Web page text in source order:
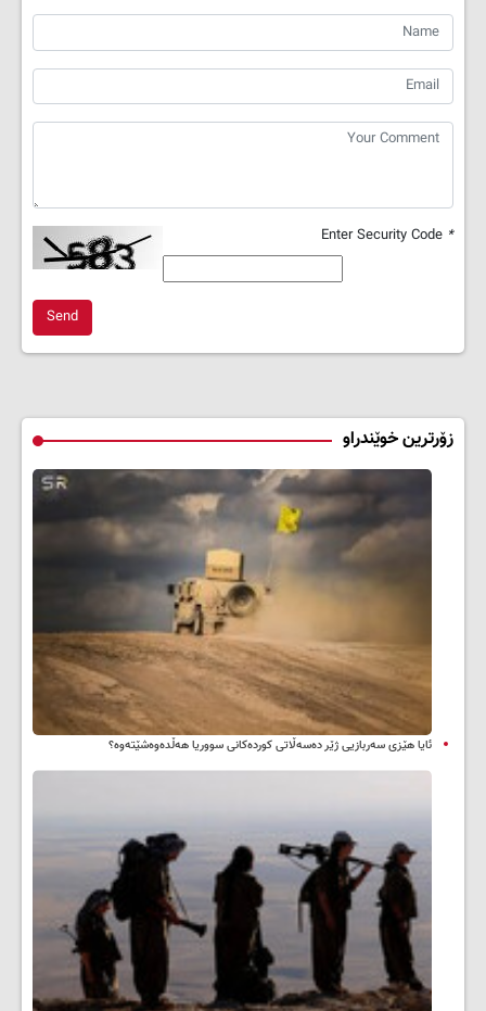
*
Send
زۆرترین خوێندراو
ئایا هێزی سەربازیی ژێر دەسەڵاتی کوردەکانی سووریا هەڵدەوەشێتەوە؟